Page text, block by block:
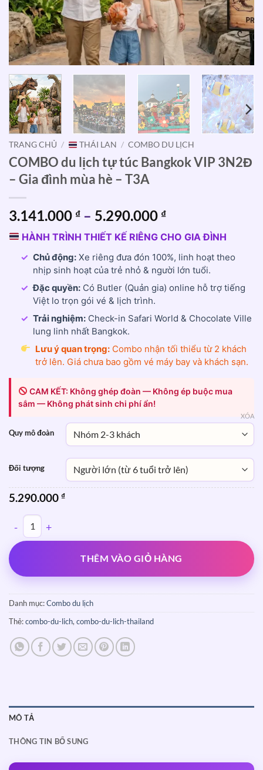
TRANG CHỦ / THÁI LAN / COMBO DU LỊCH
COMBO du lịch tự túc Bangkok VIP 3N2Đ
– Gia đình mùa hè – T3A
3.141.000 ₫ – 5.290.000 ₫Khoảng
từ
3.141.000 ₫
đến
5.290.000 ₫
HÀNH TRÌNH THIẾT KẾ RIÊNG CHO GIA ĐÌNH
✓ Chủ động:Xe riêng đưa đón 100%, linh hoạt theo
nhịp sinh hoạt của trẻ nhỏ & người lớn tuổi.
✓ Đặc quyền:Có Butler (Quản gia) online hỗ trợ tiếng
Việt lo trọn gói vé & lịch trình.
✓ Trải nghiệm:Check-in Safari World & Chocolate Ville
lung linh nhất Bangkok.
Lưu ý quan trọng:Combo nhận tối thiểu từ 2 khách
trở lên. Giá chưa bao gồm vé máy bay và khách sạn.
CAM KẾT: Không ghép đoàn — Không ép buộc mua
sắm — Không phát sinh chi phí ẩn!
Quy mô đoàn
Đối tượng
XÓA
5.290.000 ₫
COMBO du lịch tự túc Bangkok VIP 3N2Đ - Gia đình mùa hè - T3A
THÊM VÀO GIỎ HÀNG
Danh mục:Combo du lịch
Thẻ:combo-du-lich, combo-du-lich-thailand
MÔ TẢ
THÔNG TIN BỔ SUNG